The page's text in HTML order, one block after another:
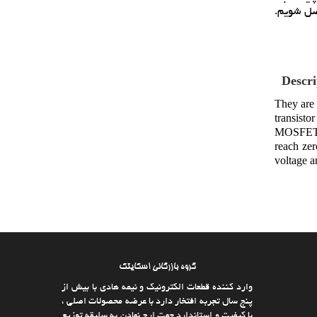
شويم.
They
reach
voltage
گروه بازرگانی اسکایتک
وارد كننده قطعات الکترونیک و نیمه هادی با بیش از
پنج سال تجربه افتخار دارد با عرضه محصولات اصلی ،